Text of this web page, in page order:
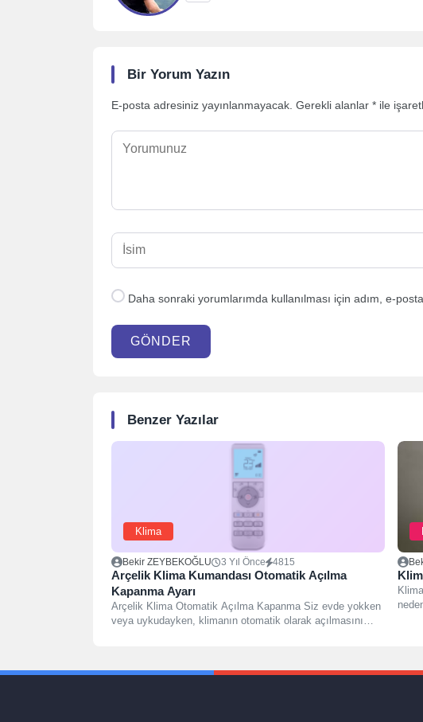
Bir Yorum Yazın
E-posta adresiniz yayınlanmayacak. Gerekli alanlar* ile
Daha sonraki yorumlarımda kullanılması için adım, e-
GÖNDER
Benzer Yazılar
Klima
Bekir ZEYBEKOĞLU 3 Yıl Önce 4815
Arçelik Klima Kumandası Otomatik Açılma
Kapanma Ayarı
Arçelik Klima Otomatik Açılma Kapanma Siz evde yokken
veya uykudayken, klimanın otomatik olarak açılmasını